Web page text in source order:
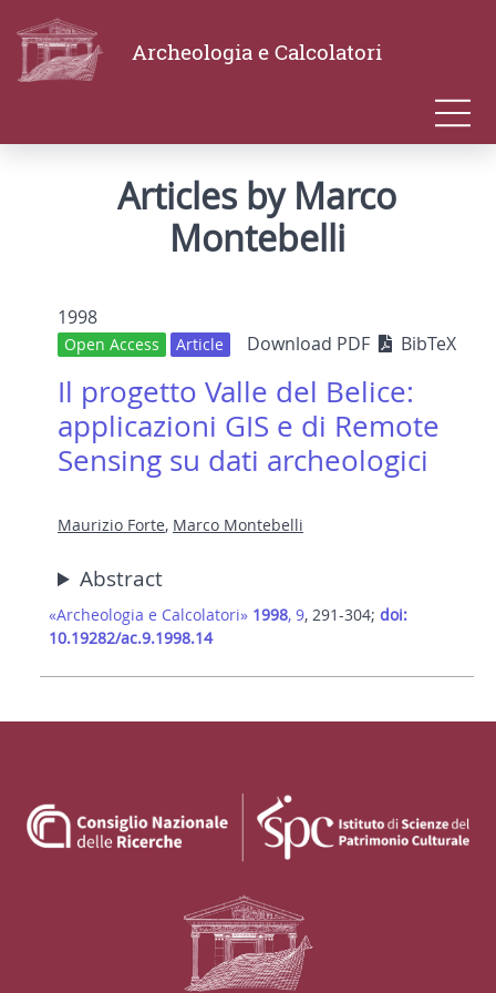
Archeologia e Calcolatori
Articles by Marco
Montebelli
1998
Open Access Article Download PDF BibTeX
Il progetto Valle del Belice:
applicazioni GIS e di Remote
Sensing su dati archeologici
Maurizio Forte, Marco Montebelli
Abstract
«Archeologia e Calcolatori» 1998, 9, 291-304; doi:
10.19282/ac.9.1998.14